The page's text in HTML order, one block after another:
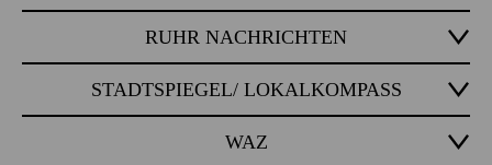
RUHR NACHRICHTEN
STADTSPIEGEL/ LOKALKOMPASS
WAZ